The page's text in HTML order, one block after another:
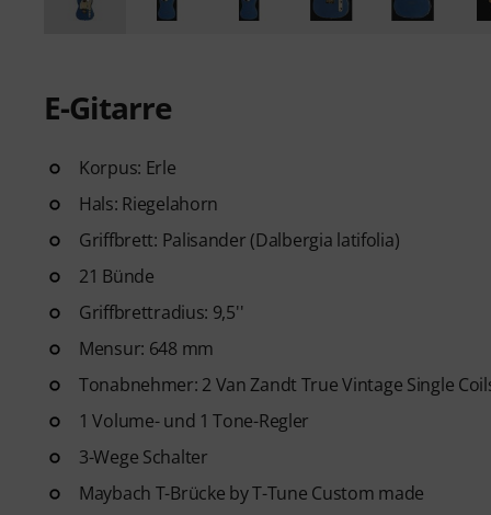
E-Gitarre
Korpus: Erle
Hals: Riegelahorn
Griffbrett: Palisander (Dalbergia latifolia)
21 Bünde
Griffbrettradius: 9,5''
Mensur: 648 mm
Tonabnehmer: 2 Van Zandt True Vintage Single
1 Volume- und 1 Tone-Regler
3-Wege Schalter
Maybach T-Brücke by T-Tune Custom made